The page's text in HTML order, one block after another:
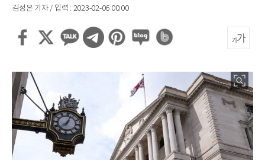
김성은 기자 / 입력 : 2023-02-06 00:00